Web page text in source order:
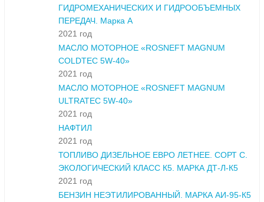
ГИДРОМЕХАНИЧЕСКИХ И ГИДРООБЪЕМНЫХ
ПЕРЕДАЧ. Марка А
2021 год
МАСЛО МОТОРНОЕ «ROSNEFT MAGNUM
COLDTEC 5W-40»
2021 год
МАСЛО МОТОРНОЕ «ROSNEFT MAGNUM
ULTRATEC 5W-40»
2021 год
НАФТИЛ
2021 год
ТОПЛИВО ДИЗЕЛЬНОЕ ЕВРО ЛЕТНЕЕ. СОРТ С.
ЭКОЛОГИЧЕСКИЙ КЛАСС К5. МАРКА ДТ-Л-К5
2021 год
БЕНЗИН НЕЭТИЛИРОВАННЫЙ. МАРКА АИ-95-К5